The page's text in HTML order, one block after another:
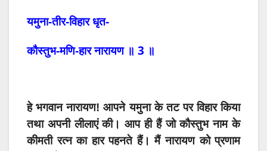
यमुना-तीर-विहार धृत-
कौस्तुभ-मणि-हार नारायण ॥ 3 ॥
हे भगवान नारायण!आपने यमुना के तट पर विहार किया
तथा अपनी लीलाएं की। आप ही हैं जो कौस्तुभ नाम के
कीमती रत्न का हार पहनते हैं। मैं नारायण को प्रणाम